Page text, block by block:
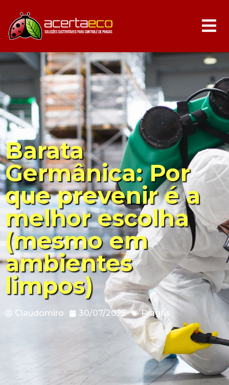
Barata
Germânica: Por
que prevenir é a
melhor escolha
(mesmo em
ambientes
limpos)
Claudomiro 30/07/2025 Pragas